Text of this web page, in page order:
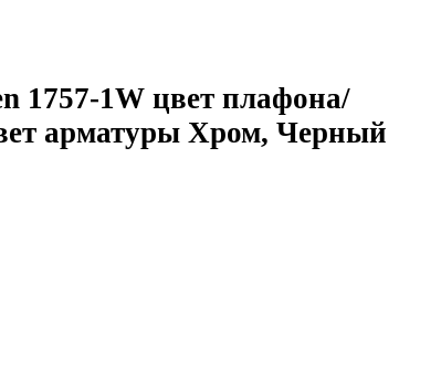
1757-1W цвет плафона/
арматуры Хром, Черный